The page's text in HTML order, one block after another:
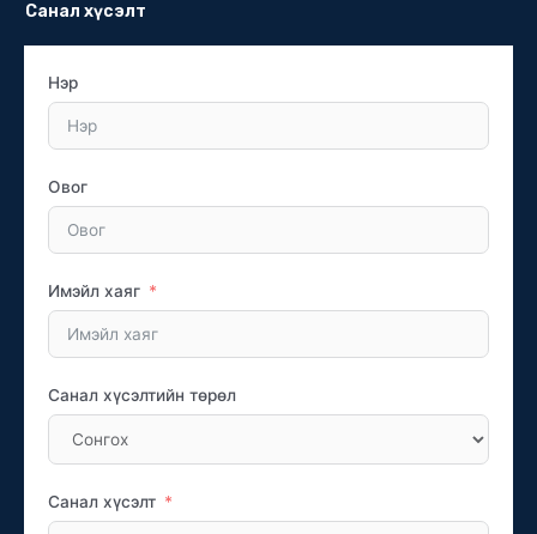
Санал хүсэлт
Нэр
Овог
Имэйл хаяг
Санал хүсэлтийн төрөл
Санал хүсэлт